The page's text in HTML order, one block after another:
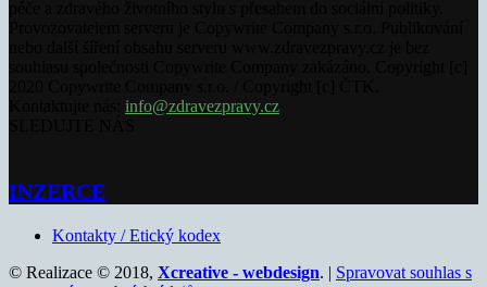
info@zdravezpravy.cz
INZERCE
Kontakty / Etický kodex
© Realizace © 2018, Xcreative - webdesign. | Spravovat souhlas s